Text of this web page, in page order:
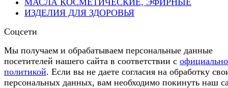
ИЗДЕЛИЯ ДЛЯ ЗДОРОВЬЯ
Соцсети
Мы получаем и обрабатываем персональные данные
посетителей нашего сайта в соответствии с
политикой. Если вы не даете согласия на обработку
персональных данных, вам необходимо покинуть наш